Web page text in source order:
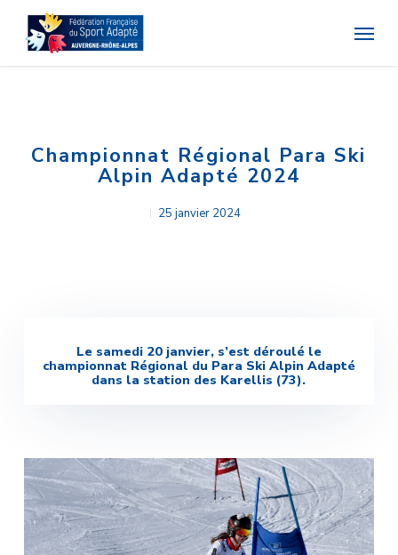
main
content
Menu
Championnat Régional Para Ski
Alpin Adapté 2024
25 janvier 2024
Le samedi 20 janvier, s’est déroulé le
championnat Régional du Para Ski Alpin Adapté
dans la station des Karellis (73).